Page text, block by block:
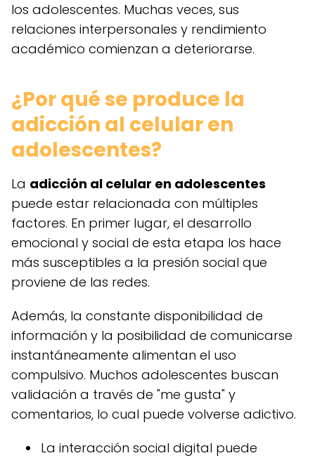
los adolescentes. Muchas veces, sus
relaciones interpersonales y rendimiento
académico comienzan a deteriorarse.
¿Por qué se produce la
adicción al celular en
adolescentes?
La adicción al celular en adolescentes
puede estar relacionada con múltiples
factores. En primer lugar, el desarrollo
emocional y social de esta etapa los hace
más susceptibles a la presión social que
proviene de las redes.
Además, la constante disponibilidad de
información y la posibilidad de comunicarse
instantáneamente alimentan el uso
compulsivo. Muchos adolescentes buscan
validación a través de "me gusta" y
comentarios, lo cual puede volverse adictivo.
La interacción social digital puede